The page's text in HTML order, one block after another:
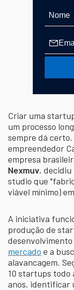
Criar uma
um processo
sempre dá
empreendedor
empresa
Nexmuv,
studio que
viável mínimo)
A iniciativa
produção de
mercado e a
alavancagem.
10 startups todo
anos, identificar